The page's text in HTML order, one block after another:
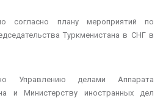
согласно плану мероприятий по
Туркменистана в СНГ в
Управлению делами Аппарата
и Министерству иностранных дел